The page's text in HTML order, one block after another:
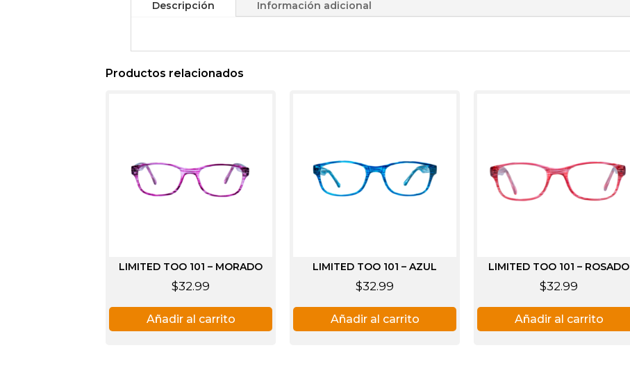
Descripción Información adicional
Productos relacionados
LIMITED TOO 101 – MORADO
$32.99
Añadir al carrito
LIMITED TOO 101 – AZUL
$32.99
Añadir al carrito
LIMITED TOO 101 – ROSADO
$32.99
Añadir al carrito